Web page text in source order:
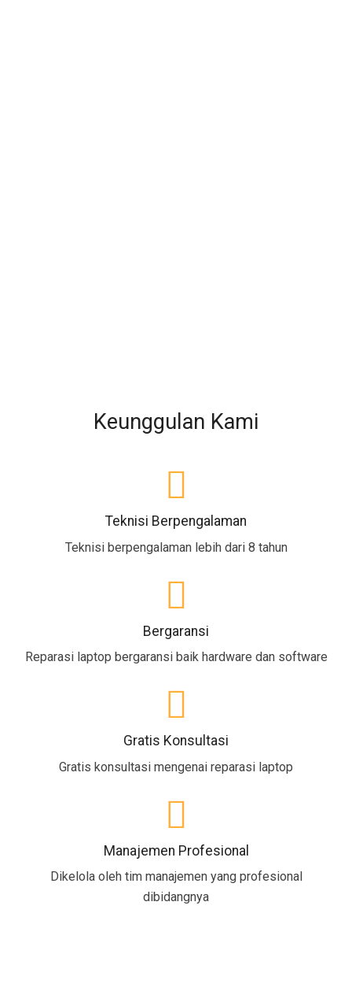
Keunggulan Kami
Teknisi Berpengalaman
Teknisi berpengalaman lebih dari 8 tahun
Bergaransi
Reparasi laptop bergaransi baik hardware dan software
Gratis Konsultasi
Gratis konsultasi mengenai reparasi laptop
Manajemen Profesional
Dikelola oleh tim manajemen yang profesional
dibidangnya